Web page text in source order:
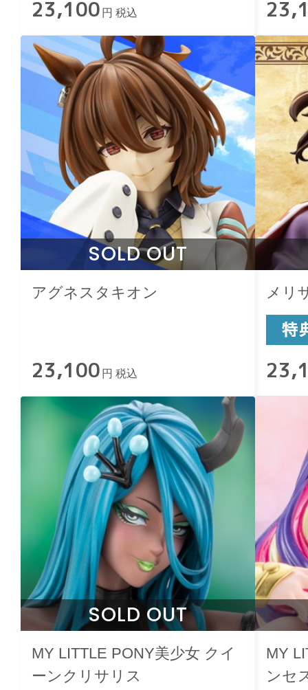
23,100 円 税込
SOLD OUT
アグネスタキオン
23,100 円 税込
メリ
SOLD OUT
MY LITTLE PONY美少女 クイ
ーンクリサリス
MY
ンセ